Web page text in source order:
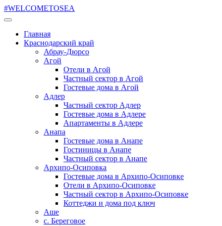
#WELCOMETOSEA
Главная
Краснодарский край
Абрау-Дюрсо
Агой
Отели в Агой
Частный сектор в Агой
Гостевые дома в Агой
Адлер
Частный сектор Адлер
Гостевые дома в Адлере
Апартаменты в Адлере
Анапа
Гостевые дома в Анапе
Гостиницы в Анапе
Частный сектор в Анапе
Архипо-Осиповка
Гостевые дома в Архипо-Осиповке
Отели в Архипо-Осиповке
Частный сектор в Архипо-Осиповке
Коттеджи и дома под ключ
Аше
с. Береговое